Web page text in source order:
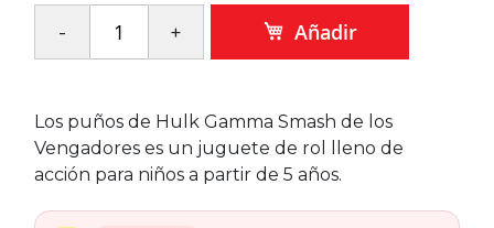
Añadir
Los puños de Hulk Gamma Smash de los
Vengadores es un juguete de rol lleno de
acción para niños a partir de 5 años.